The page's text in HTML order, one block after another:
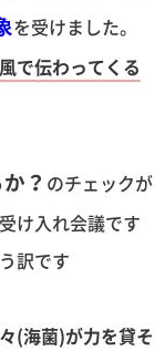
を受けました。
で伝わってくる
？ のチェックが
け入れ会議です
訳です
(海菌)が力を貸そ